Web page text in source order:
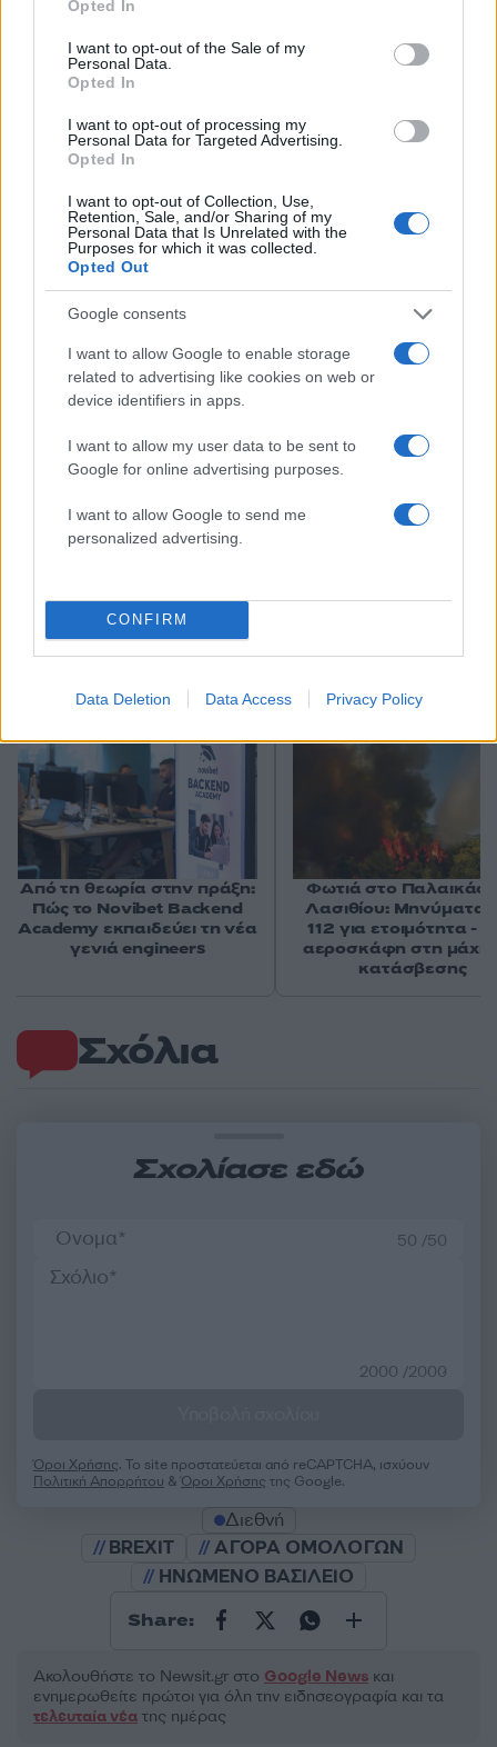
use your data for below specified purposes in below Google
consent section.
Opted In
I want to opt-out of the Sale of my
Personal Data.
Opted In
I want to opt-out of processing my
Personal Data for Targeted Advertising.
Opted In
I want to opt-out of Collection, Use,
Retention, Sale, and/or Sharing of my
Personal Data that Is Unrelated with the
Purposes for which it was collected.
Opted Out
Google consents
I want to allow Google to enable storage
related to advertising like cookies on web or
device identifiers in apps.
I want to allow my user data to be sent to
Google for online advertising purposes.
I want to allow Google to send me
personalized advertising.
CONFIRM
Data Deletion Data Access Privacy Policy
παρατεταμένου κατακερματισμού
Το μεγαλύτερο ερώτημα πλέον είναι αν το
Ηνωμένο Βασίλειο αντιμετωπίζει μια
προσωρινή
σταδιακή απώλεια του οικονομικού μοντέλου
που το κατέστησε μία από τις ισχυρότερες
χώρες του δυτικού κόσμου.
Σχόλια
Σχολίασε εδώ
50 /50
2000 /2000
Όροι Χρήσης. Το site προστατεύεται από reCAPTCHA, ισχύουν
Πολιτική Απορρήτου &Όροι Χρήσης της Google.
Διεθνή
BREXIT
ΑΓΟΡΑ ΟΜΟΛΟΓΩΝ
ΗΝΩΜΕΝΟ ΒΑΣΙΛΕΙΟ
Share:
Ακολουθήστε το Νewsit.gr στο Google News και
ενημερωθείτε πρώτοι για όλη την ειδησεογραφία και τα
τελευταία νέα της ημέρας
Από τη θεωρία στην πράξη:
Πώς το Novibet Backend
Academy εκπαιδεύει τη νέα
γενιά engineers
Ανανεώθηκε πριν
Φωτιά στο
Λασιθίου: Μηνύματα
112 για ετοιμότητα -
αεροσκάφη στη μάχη
κατάσβεσης